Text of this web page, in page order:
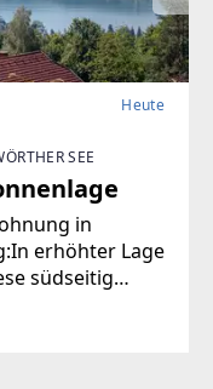
Heute
SEE
in
erhöhter Lage
südseitig
Blick auf